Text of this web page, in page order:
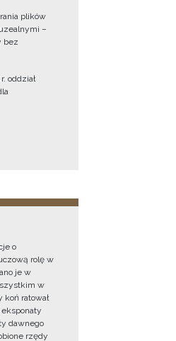
plików
–
bez
oddział
o
rolę w
je w
w
ratował
dawnego
rzędy